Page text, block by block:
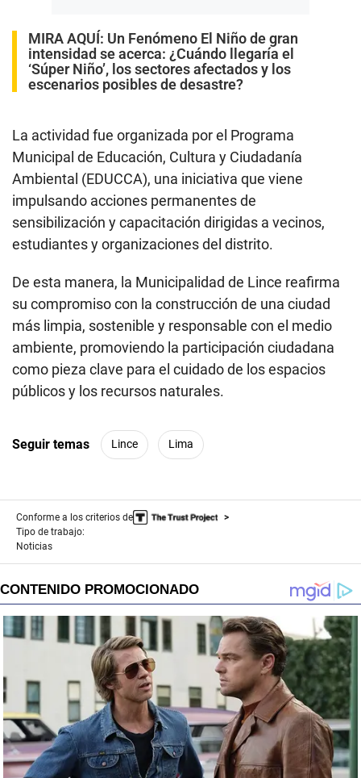
MIRA AQUÍ: Un Fenómeno El Niño de gran
intensidad se acerca: ¿Cuándo llegaría el
‘Súper Niño’, los sectores afectados y los
escenarios posibles de desastre?
La actividad fue organizada por el Programa
Municipal de Educación, Cultura y Ciudadanía
Ambiental (EDUCCA), una iniciativa que viene
impulsando acciones permanentes de
sensibilización y capacitación dirigidas a vecinos,
estudiantes y organizaciones del distrito.
De esta manera, la Municipalidad de Lince reafirma
su compromiso con la construcción de una ciudad
más limpia, sostenible y responsable con el medio
ambiente, promoviendo la participación ciudadana
como pieza clave para el cuidado de los espacios
públicos y los recursos naturales.
Seguir temas Lince Lima
Conforme a los criterios de
Tipo de trabajo:
Noticias